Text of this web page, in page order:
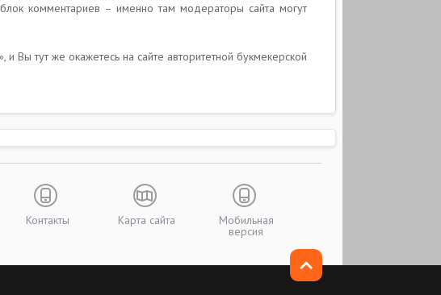
комментариев – именно там модераторы сайта могут
Вы тут же окажетесь на сайте авторитетной букмекерской
Контакты Карта сайта Мобильная
версия